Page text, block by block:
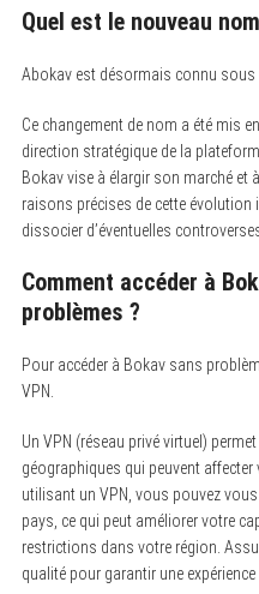
Quel est le nouveau
Abokav est désormais connu sous
Ce changement de nom a été mis
direction stratégique de la
Bokav vise à élargir son marché et
raisons précises de cette évolution
dissocier d’éventuelles
Comment accéder à
problèmes ?
Pour accéder à Bokav sans
VPN.
Un VPN (réseau privé virtuel)
géographiques qui peuvent
utilisant un VPN, vous pouvez
pays, ce qui peut améliorer votre
restrictions dans votre région.
qualité pour garantir une
a
r
h
r
: